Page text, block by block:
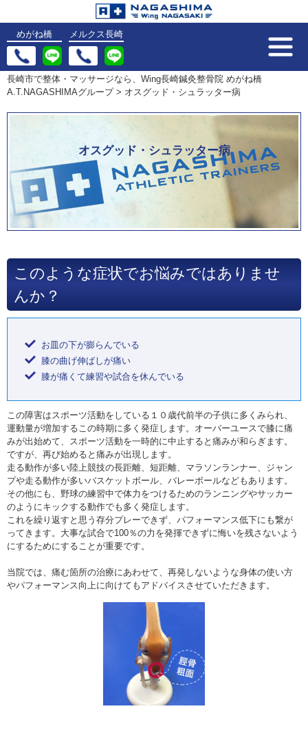
めがね橋 メルクス長崎
長崎市で整体・マッサージなら、Wing長崎鍼灸整骨院 めがね橋
A.T.NAGASHIMAグループ > オスグッド・シュラッター病
オスグッド・シュラッター病
このような症状でお悩みではありませ
んか？
お皿の下が膨らんでいる
膝の曲げ伸ばしが痛い
膝が痛くて練習や試合を休んでいる
この障害はスポーツ活動をしている１０歳代前半の子供に多くみられ、
運動量が増加するこの時期に多く発症します。オーバーユースで膝に痛
みが出始めて、スポーツ活動を一時的に中止すると痛みが和らぎます。
ですが、再び始めると痛みが出現します。
走る動作が多い陸上競技の長距離、短距離、マラソンランナー、ジャン
プや走る動作が多いバスケットボール、バレーボールなどもあります。
その他にも、野球の練習中で体力をつけるためのランニングやサッカー
のようにキックする動作でも多く発症します。
これを繰り返すと思う存分プレーできず、パフォーマンス低下にも繋が
ってきます。大事な試合で100％の力を発揮できずに悔いを残さないよう
にするためにすることが重要です。
当院では、痛む箇所の治療にあわせて、再発しないような身体の使い方
やパフォーマンス向上に向けてもアドバイスさせていただきます。